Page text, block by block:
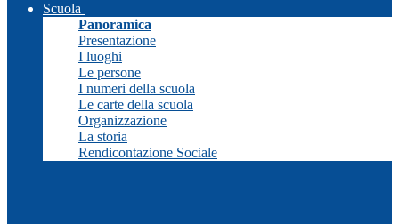
Scuola
Panoramica
Presentazione
I luoghi
Le persone
I numeri della scuola
Le carte della scuola
Organizzazione
La storia
Rendicontazione Sociale